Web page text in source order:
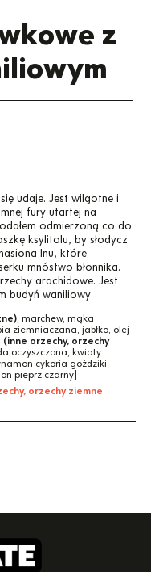
z
udaje. Jest wilgotne i
fury utartej na
odmierzoną co do
ksylitolu, by słodycz
lnu, które
mnóstwo błonnika.
arachidowe. Jest
budyń waniliowy
, marchew, mąka
ziemniaczana, jabłko, olej
orzechy, orzechy
oczyszczona, kwiaty
cykoria goździki
pieprz czarny]
orzechy ziemne